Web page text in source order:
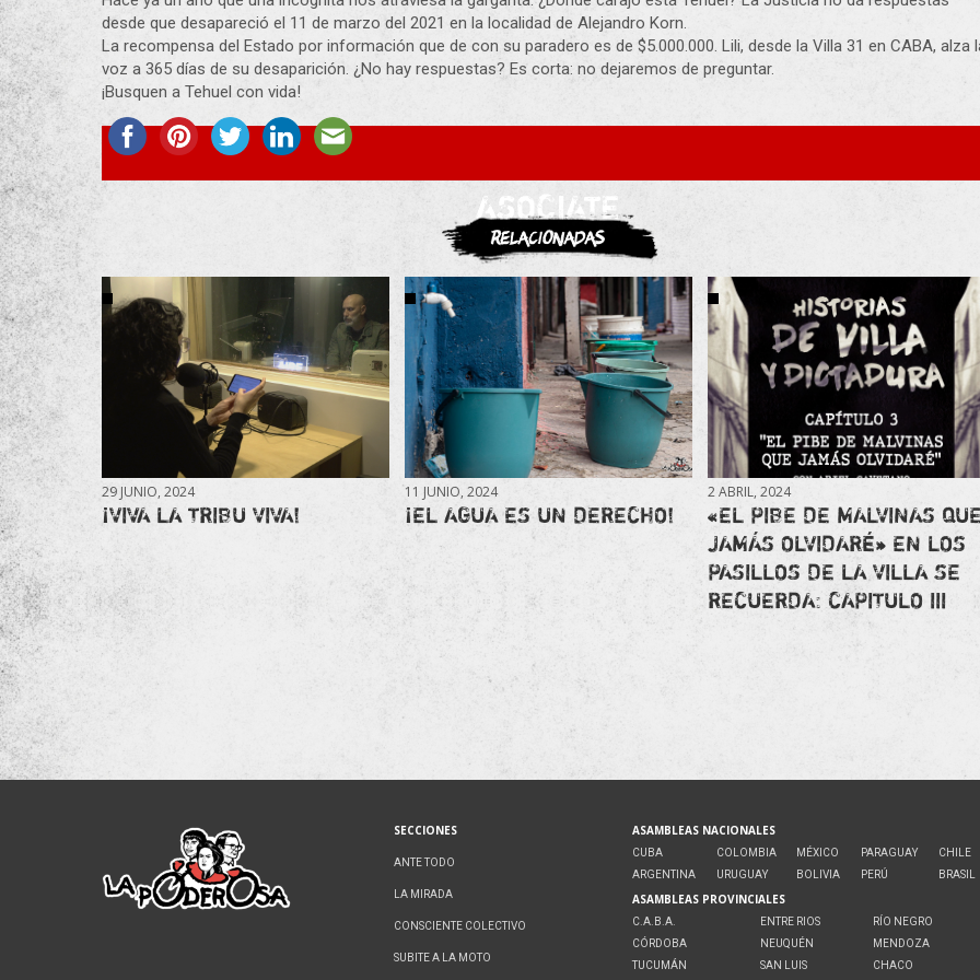
desde que desapareció el 11 de marzo del 2021 en la localidad de Alejandro Korn.
La recompensa del Estado por información que de con su paradero es de $5.000.000. Lili, desde la Villa 31 en CABA, alza
voz a 365 días de su desaparición. ¿No hay respuestas? Es corta: no dejaremos de preguntar.
¡Busquen a Tehuel con vida!
ASOCIATE
Relacionadas
29 JUNIO, 2024
¡VIVA LA TRIBU VIVA!
11 JUNIO, 2024
¡EL AGUA ES UN DERECHO!
2 ABRIL, 2024
«EL PIBE DE MALVINAS
JAMÁS OLVIDARÉ» EN LOS
PASILLOS DE LA VILLA SE
RECUERDA: CAPITULO III
SECCIONES
ANTE TODO
LA MIRADA
CONSCIENTE COLECTIVO
SUBITE A LA MOTO
ASAMBLEAS NACIONALES
CUBA
ARGENTINA
COLOMBIA
URUGUAY
MÉXICO
BOLIVIA
PARAGUAY
PERÚ
CHILE
BRASIL
ASAMBLEAS PROVINCIALES
C.A.B.A.
CÓRDOBA
TUCUMÁN
ENTRE RIOS
NEUQUÉN
SAN LUIS
RÍO NEGRO
MENDOZA
CHACO